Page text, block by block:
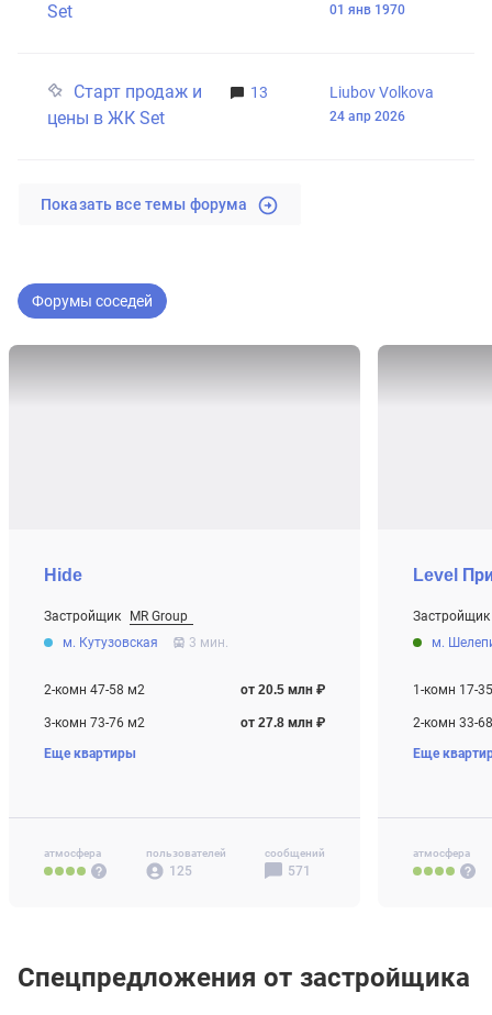
Set
01 янв 1970
Старт продаж и
цены в ЖК Set
13 Liubov Volkova
24 апр 2026
Показать все темы форума
Форумы соседей
Hide
Застройщик
MR Group
От 20.5 млн ₽
Строится
м. Кутузовская 3 мин.
2-комн 47-58 м2 от 20.5 млн ₽
3-комн 73-76 м2 от 27.8 млн ₽
4-комн+ 97 м2
Еще квартиры
атмосфера пользователей
125
сообщений
571
Level
Застройщик
От 9.7 млн ₽
Строится
м.
1-комн 17-
2-комн 33-
3-комн 58-
Своб. план.
Еще
атмосфера
Спецпредложения от застройщика